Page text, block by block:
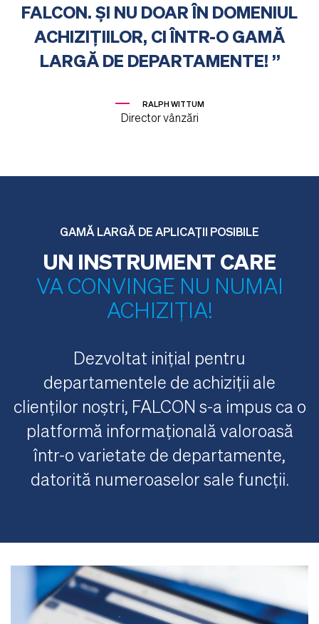
FALCON. ȘI NU DOAR ÎN DOMENIUL
ACHIZIȚIILOR, CI ÎNTR-O GAMĂ
LARGĂ DE DEPARTAMENTE!
RALPH WITTUM
Director vânzări
GAMĂ LARGĂ DE APLICAȚII POSIBILE
UN INSTRUMENT CARE
VA CONVINGE NU NUMAI
ACHIZIȚIA!
Dezvoltat inițial pentru
departamentele de achiziții ale
clienților noștri, FALCON s-a impus ca o
platformă informațională valoroasă
într-o varietate de departamente,
datorită numeroaselor sale funcții.